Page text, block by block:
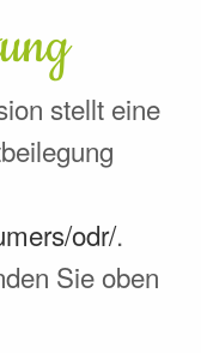
stellt eine
odr/.
Sie oben